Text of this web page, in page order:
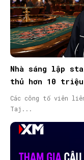
Nhà sáng lập
thủ hơn 10 triệu
Các công tố viên
Taj...